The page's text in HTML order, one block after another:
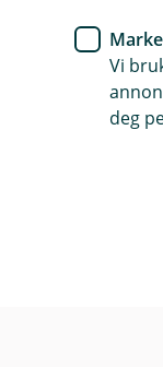
21:00
mandag til
rundt,
Vi
deg